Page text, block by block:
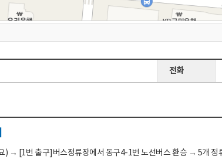
전화
→ [1번 출구]버스정류장에서 동구4-1번 노선버스 환승 → 5개 정